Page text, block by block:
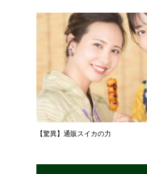
【驚異】通販スイカの力